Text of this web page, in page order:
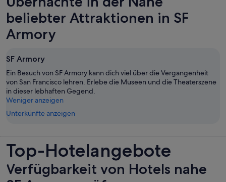
geöffnet
beliebter Attraktionen in SF
Armory
SF Armory
Ein Besuch von SF Armory kann dich viel über die Vergangenheit
von San Francisco lehren. Erlebe die Museen und die Theaterszene
in dieser lebhaften Gegend.
Weniger anzeigen
Unterkünfte anzeigen
Top-Hotelangebote
Verfügbarkeit von Hotels nahe